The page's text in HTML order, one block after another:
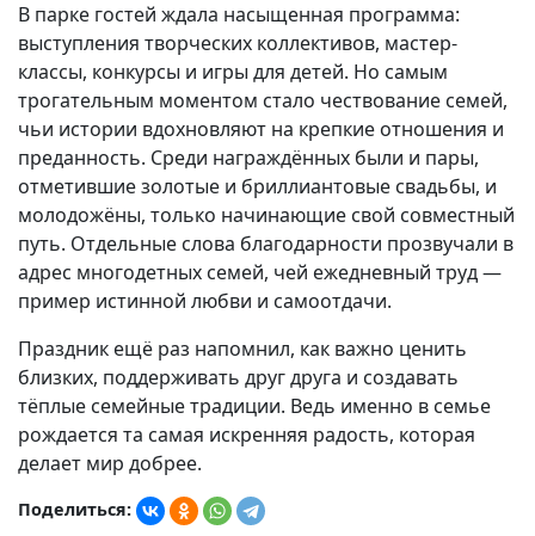
В парке гостей ждала насыщенная программа:
выступления творческих коллективов, мастер-
классы, конкурсы и игры для детей. Но самым
трогательным моментом стало чествование семей,
чьи истории вдохновляют на крепкие отношения и
преданность. Среди награждённых были и пары,
отметившие золотые и бриллиантовые свадьбы, и
молодожёны, только начинающие свой совместный
путь. Отдельные слова благодарности прозвучали в
адрес многодетных семей, чей ежедневный труд —
пример истинной любви и самоотдачи.
Праздник ещё раз напомнил, как важно ценить
близких, поддерживать друг друга и создавать
тёплые семейные традиции. Ведь именно в семье
рождается та самая искренняя радость, которая
делает мир добрее.
Поделиться: